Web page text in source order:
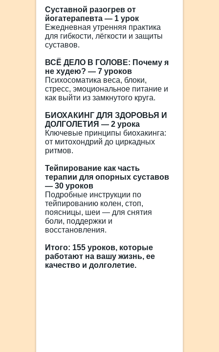
Суставной разогрев от
йогатерапевта — 1 урок
Ежедневная утренняя практика
для гибкости, лёгкости и защиты
суставов.
ВСЁ ДЕЛО В ГОЛОВЕ: Почему я
не худею? — 7 уроков
Психосоматика веса, блоки,
стресс, эмоциональное питание и
как выйти из замкнутого круга.
БИОХАКИНГ ДЛЯ ЗДОРОВЬЯ И
ДОЛГОЛЕТИЯ — 2 урока
Ключевые принципы биохакинга:
от митохондрий до циркадных
ритмов.
Тейпирование как часть
терапии для опорных суставов
— 30 уроков
Подробные инструкции по
тейпированию колен, стоп,
поясницы, шеи — для снятия
боли, поддержки и
восстановления.
Итого: 155 уроков, которые
работают на вашу жизнь, ее
качество и долголетие.